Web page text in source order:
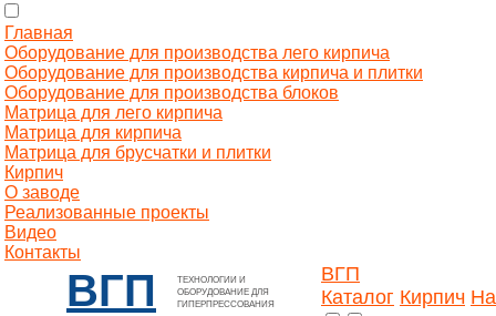
Главная
Оборудование для производства лего кирпича
Оборудование для производства кирпича и плитки
Оборудование для производства блоков
Матрица для лего кирпича
Матрица для кирпича
Матрица для брусчатки и плитки
Кирпич
О заводе
Реализованные проекты
Видео
Контакты
ВГП
ТЕХНОЛОГИИ И
ОБОРУДОВАНИЕ ДЛЯ
ГИПЕРПРЕССОВАНИЯ
ВГП
Каталог Кирпич